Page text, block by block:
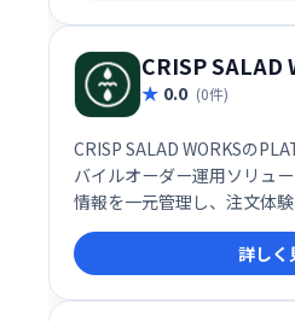
CRISP SALAD
0.0 (0件)
CRISP SALAD WORKSの
バイルオーダー運用ソリュ
情報を一元管理し、注文体
化を支援します。蓄積され
め、より良いサービス提供に
顧客満足度向上を目指せる
ラットフォームです。
詳しく